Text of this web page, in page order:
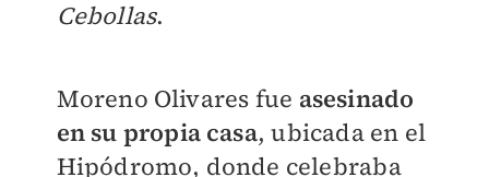
Cebollas.
Moreno Olivares fue asesinado
en su propia casa, ubicada en el
Hipódromo, donde celebraba